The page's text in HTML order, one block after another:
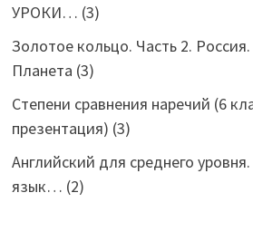
УРОКИ… (3)
Золотое кольцо. Часть 2.
Планета (3)
Степени сравнения наречий (6
презентация) (3)
Английский для среднего
язык… (2)